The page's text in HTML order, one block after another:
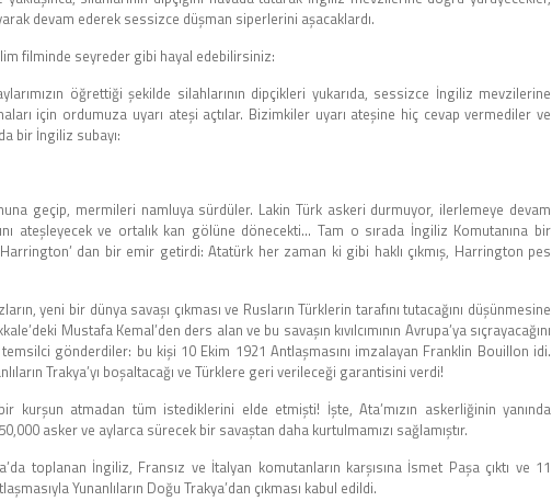
devam ederek sessizce düşman siperlerini aşacaklardı.
filminde seyreder gibi hayal edebilirsiniz:
öğrettiği şekilde silahlarının dipçikleri yukarıda, sessizce İngiliz mevzilerine
için ordumuza uyarı ateşi açtılar. Bizimkiler uyarı ateşine hiç cevap vermediler ve
bir İngiliz subayı:
geçip, mermileri namluya sürdüler. Lakin Türk askeri durmuyor, ilerlemeye devam
ateşleyecek ve ortalık kan gölüne dönecekti… Tam o sırada İngiliz Komutanına bir
dan bir emir getirdi: Atatürk her zaman ki gibi haklı çıkmış, Harrington pes
yeni bir dünya savaşı çıkması ve Rusların Türklerin tarafını tutacağını düşünmesine
Mustafa Kemal’den ders alan ve bu savaşın kıvılcımının Avrupa’ya sıçrayacağını
gönderdiler: bu kişi 10 Ekim 1921 Antlaşmasını imzalayan Franklin Bouillon idi.
Trakya’yı boşaltacağı ve Türklere geri verileceği garantisini verdi!
kurşun atmadan tüm istediklerini elde etmişti! İşte, Ata’mızın askerliğinin yanında
asker ve aylarca sürecek bir savaştan daha kurtulmamızı sağlamıştır.
toplanan İngiliz, Fransız ve İtalyan komutanların karşısına İsmet Paşa çıktı ve 11
Yunanlıların Doğu Trakya’dan çıkması kabul edildi.